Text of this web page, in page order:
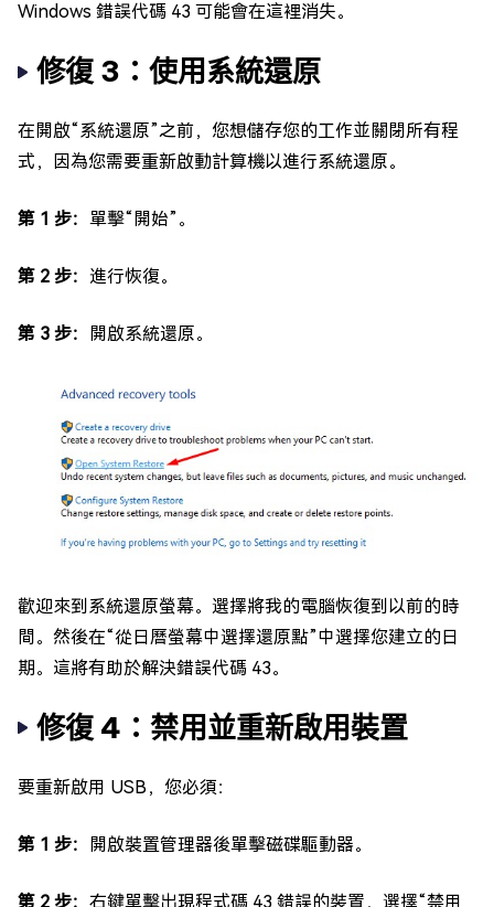
Windows 錯誤代碼 43 可能會在這裡消失。
修復 3：使用系統還原
在開啟“系統還原”之前，您想儲存您的工作並關閉所有程
式，因為您需要重新啟動計算機以進行系統還原。
第 1 步： 單擊“開始”。
第 2 步： 進行恢復。
第 3 步： 開啟系統還原。
歡迎來到系統還原螢幕。選擇將我的電腦恢復到以前的時
間。然後在“從日曆螢幕中選擇還原點”中選擇您建立的日
期。這將有助於解決錯誤代碼 43。
修復 4：禁用並重新啟用裝置
要重新啟用 USB，您必須：
第 1 步： 開啟裝置管理器後單擊磁碟驅動器。
第 2 步： 右鍵單擊出現程式碼 43 錯誤的裝置，選擇“禁用